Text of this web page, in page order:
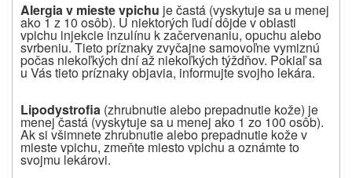
Alergia v mieste vpichu je častá (vyskytuje sa u menej
ako 1 z 10 osôb). U niektorých ľudí dôjde v oblasti
vpichu injekcie inzulínu k začervenaniu, opuchu alebo
svrbeniu. Tieto príznaky zvyčajne samovoľne vymiznú
počas niekoľkých dní až niekoľkých týždňov. Pokiaľ sa
u Vás tieto príznaky objavia, informujte svojho lekára.
Lipodystrofia (zhrubnutie alebo prepadnutie kože) je
menej častá (vyskytuje sa u menej ako 1 zo 100 osôb).
Ak si všimnete zhrubnutie alebo prepadnutie kože v
mieste vpichu, zmeňte miesto vpichu a oznámte to
svojmu lekárovi.